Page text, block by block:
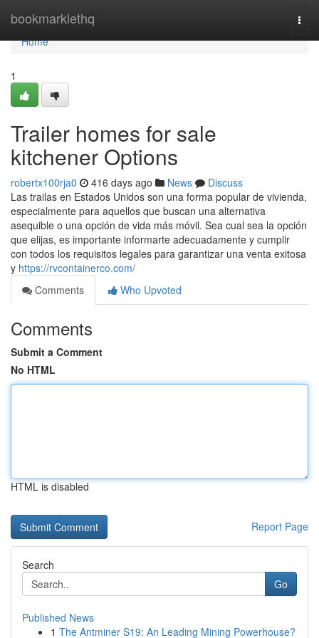
bookmarklethq
Home
Home
1
Trailer homes for sale
kitchener Options
robertx100rja0 416 days ago News
Discuss
Las trailas en Estados Unidos son una forma popular de vivienda,
especialmente para aquellos que buscan una alternativa
asequible o una opción de vida más móvil. Sea cual sea la opción
que elijas, es importante informarte adecuadamente y cumplir
con todos los requisitos legales para garantizar una venta exitosa
y https://rvcontainerco.com/
Comments
Who Upvoted
Comments
Submit a Comment
No HTML
HTML is disabled
Report Page
Search
Go
Published News
1 The Antminer S19: An Leading Mining Powerhouse?